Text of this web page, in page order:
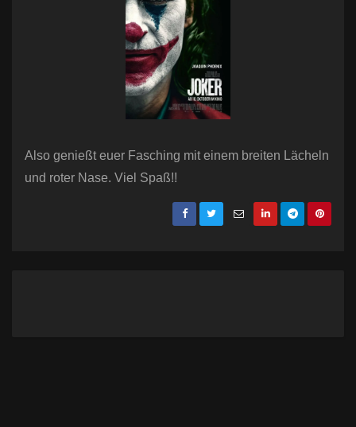
Also genießt euer Fasching mit einem breiten Lächeln
und roter Nase. Viel Spaß!!